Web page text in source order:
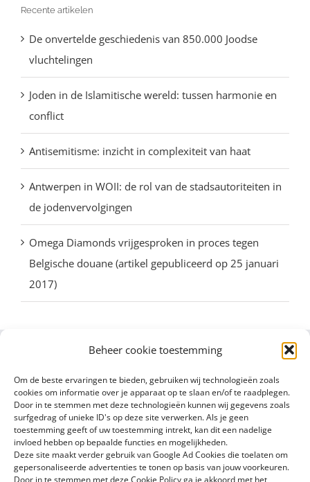
Beheer cookie toestemming
Om de beste ervaringen te bieden, gebruiken wij technologieën zoals
cookies om informatie over je apparaat op te slaan en/of te raadplegen.
Door in te stemmen met deze technologieën kunnen wij gegevens zoals
surfgedrag of unieke ID's op deze site verwerken. Als je geen
toestemming geeft of uw toestemming intrekt, kan dit een nadelige
invloed hebben op bepaalde functies en mogelijkheden.
Deze site maakt verder gebruik van Google Ad Cookies die toelaten om
gepersonaliseerde advertenties te tonen op basis van jouw voorkeuren.
Door in te stemmen met deze Cookie Policy ga je akkoord met het
Recente artikelen
De onvertelde geschiedenis van 850.000 Joodse
vluchtelingen
Joden in de Islamitische wereld: tussen harmonie en
conflict
Antisemitisme: inzicht in complexiteit van haat
Antwerpen in WOII: de rol van de stadsautoriteiten in
de jodenvervolgingen
Omega Diamonds vrijgesproken in proces tegen
Belgische douane (artikel gepubliceerd op 25 januari
2017)